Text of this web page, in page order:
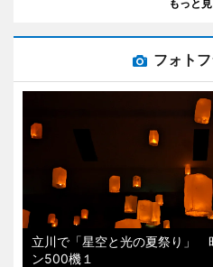
もっと
フォト
立川で「星空と光の夏祭り」
ン500機１